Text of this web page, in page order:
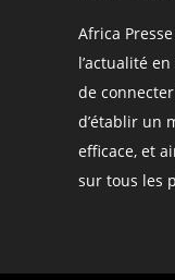
Africa
l’actualité
de
d’établir un
efficace, et
sur tous les